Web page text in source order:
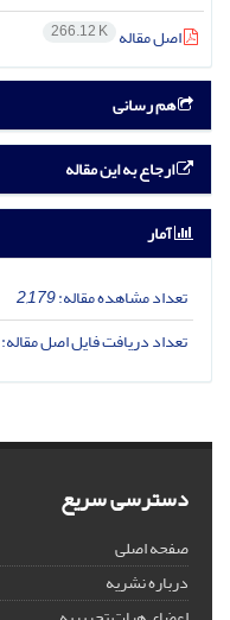
اصل مقاله 266.12 K
هم رسانی
ارجاع به این مقاله
آمار
تعداد مشاهده مقاله:2,179
تعداد دریافت فایل اصل مقاله:
دسترسی سریع
صفحه اصلی
درباره نشریه